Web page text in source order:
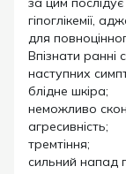
гіпоглікемії,
для
Впізнати ранні
наступних
блідне шкіра;
неможливо
агресивність;
тремтіння;
сильний напад